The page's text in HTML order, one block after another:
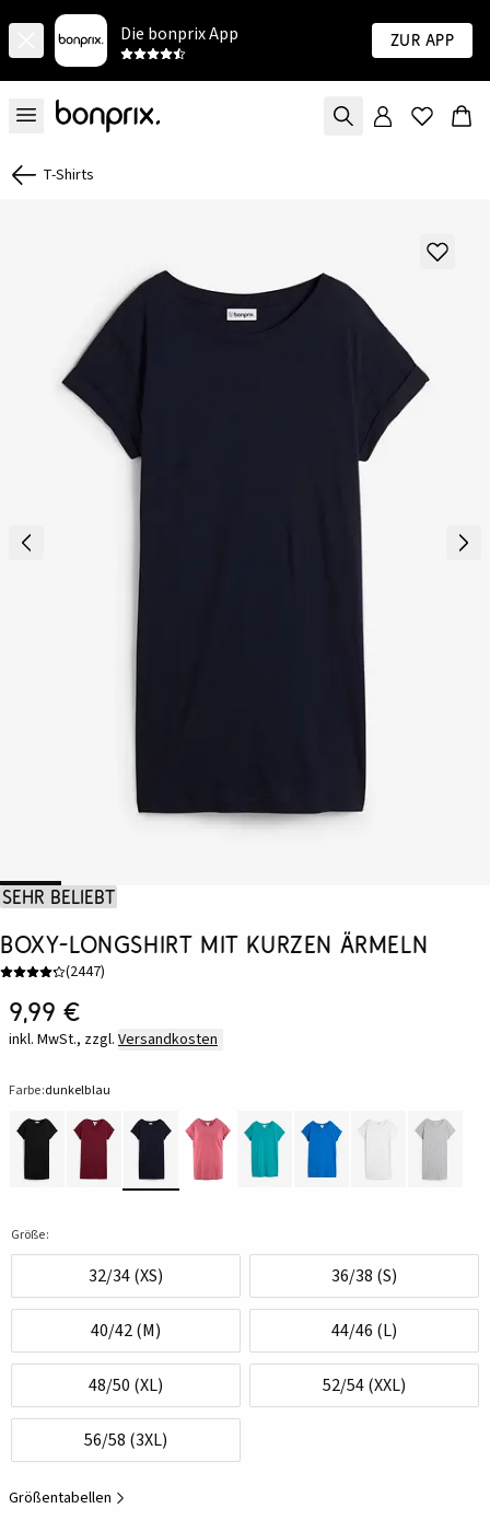
Die bonprix App Zur App
T-Shirts
Sehr beliebt
Boxy-Longshirt mit kurzen Ärmeln
(2447)
9,99 €
inkl. MwSt., zzgl. Versandkosten
Farbe:dunkelblau
Größe:
32/34 (XS) 36/38 (S)
40/42 (M) 44/46 (L)
48/50 (XL) 52/54 (XXL)
56/58 (3XL)
Größentabellen